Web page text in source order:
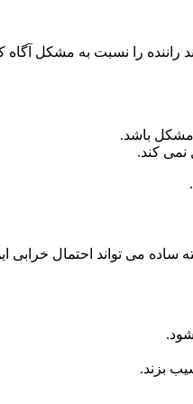
را نسبت به مشکل
مشکل باشد.
کند.
می تواند احتمال خرابی
بزند.